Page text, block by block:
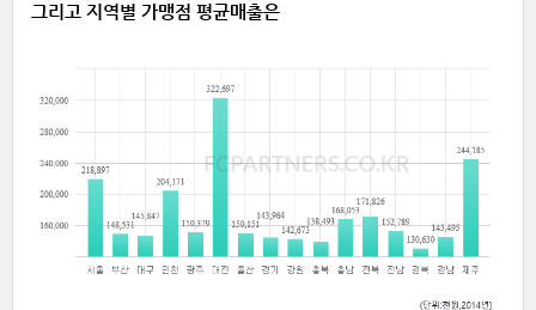
그리고 지역별 가맹점 평균매출은